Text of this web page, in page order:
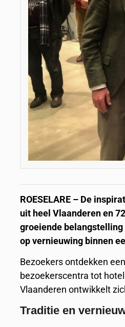
ROESELARE – De
uit heel Vlaanderen en
groeiende
op vernieuwing binnen
Bezoekers ontdekken
bezoekerscentra tot
Vlaanderen ontwikkelt
Traditie en